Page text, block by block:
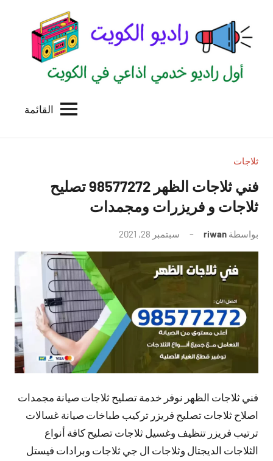
المحتوى
الكويت
للاعلانات
بالكويت
القائمة
ثلاجات
فني ثلاجات الظهر 98577272 تصليح
ثلاجات و فريزرات ومجمدات
بواسطة riwan سبتمبر 28, 2021
توجد
تعليقات
فني ثلاجات الظهر نوفر خدمة تصليح ثلاجات صيانة مجمدات
اصلاح ثلاجات تصليح فريزر تركيب طباخات صيانة غسالات
ترتيب فريزر تنظيف وغسيل ثلاجات تصليح كافة أنواع
الثلاجات الديجتال وثلاجات ال جي ثلاجات وبرادات فيستل